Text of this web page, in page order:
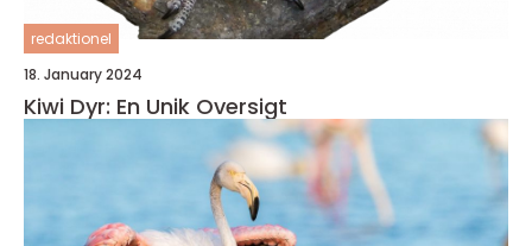
redaktionel
18. January 2024
Kiwi Dyr: En Unik Oversigt